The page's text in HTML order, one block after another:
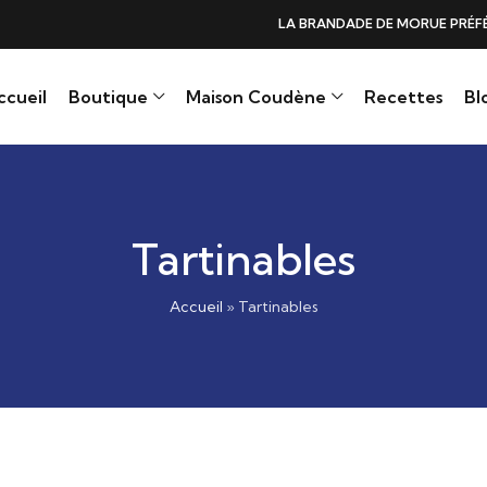
DE MORUE PRÉFÉRÉE DES GOURMANDS, N°1 DANS LES CŒURS ET
Boutique Maison Coudène Recettes
Tartinables
Accueil » Tartinables